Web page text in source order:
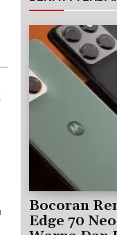
Bocoran
Edge 70